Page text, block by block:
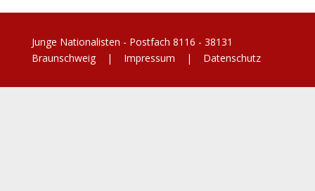
Junge Nationalisten - Postfach 8116 - 38131
Braunschweig | Impressum | Datenschutz